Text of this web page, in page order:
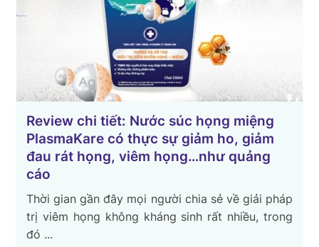
Review chi tiết: Nước súc họng miệng
PlasmaKare có thực sự giảm ho, giảm
đau rát họng, viêm họng…như quảng
cáo
Thời gian gần đây mọi người chia sẻ về giải pháp
trị viêm họng không kháng sinh rất nhiều, trong
đó ...